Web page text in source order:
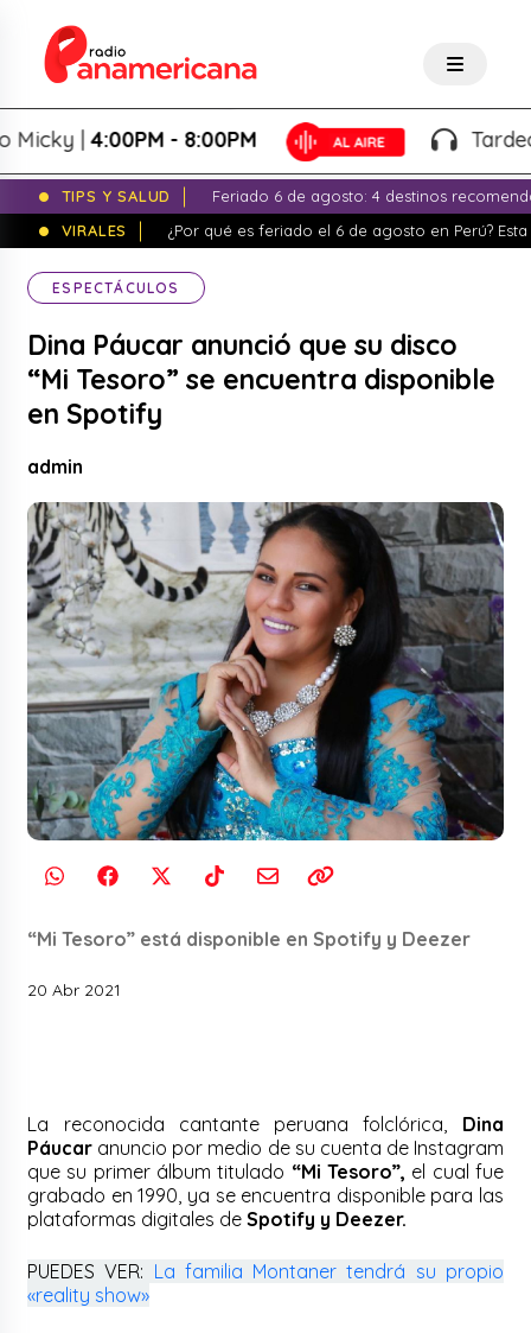
|4:00PM - 8:00PM Tardeo
TIPS Y SALUD
Feriado 6 de agosto: 4 destinos
VIRALES
¿Por qué es feriado el 6 de agosto en Perú?
ESPECTÁCULOS
Dina Páucar anunció que su disco
“Mi Tesoro” se encuentra disponible
en Spotify
admin
“Mi Tesoro” está disponible en Spotify y Deezer
20 Abr 2021
La reconocida cantante peruana folclórica, Dina
Páucar anuncio por medio de su cuenta de Instagram
que su primer álbum titulado “Mi Tesoro”, el cual fue
grabado en 1990, ya se encuentra disponible para las
plataformas digitales deSpotify y Deezer.
PUEDES VER: La familia Montaner tendrá su propio
«reality show»